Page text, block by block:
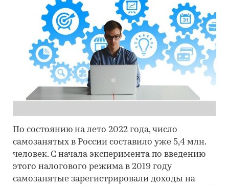
По состоянию на лето 2022 года, число
самозанятых в России составило уже 5,4 млн.
человек. С начала эксперимента по введению
этого налогового режима в 2019 году
самозанятые зарегистрировали доходы на